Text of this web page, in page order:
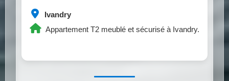
Ivandry
Appartement T2 meublé et sécurisé à Ivandry.